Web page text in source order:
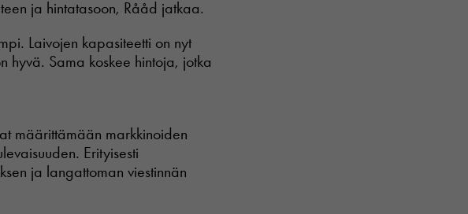
ja hintatasoon, Rååd jatkaa.
Laivojen kapasiteetti on nyt
hyvä. Sama koskee hintoja, jotka
määrittämään markkinoiden
Erityisesti
ja langattoman viestinnän